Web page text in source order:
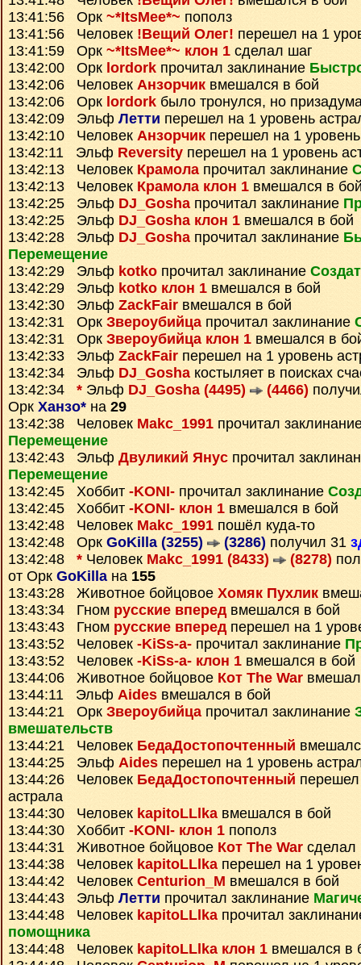
13:41:56 Орк ~*ItsMee*~ пополз
13:41:56 Человек !Вещий Олег! перешел на 1
13:41:59 Орк ~*ItsMee*~ клон 1 сделал шаг
13:42:00 Орк lordork прочитал заклинание
13:42:06 Человек Анзорчик вмешался в бой
13:42:06 Орк lordork было тронулся, но
13:42:09 Эльф Летти перешел на 1 уровень
13:42:10 Человек Анзорчик перешел на 1
13:42:11 Эльф Reversity перешел на 1 уровень
13:42:13 Человек Крамолапрочитал заклинание
13:42:13 Человек Крамола клон 1 вмешался в
13:42:25 Эльф DJ_Goshaпрочитал заклинание
13:42:25 Эльф DJ_Gosha клон 1 вмешался в бой
13:42:28 Эльф DJ_Goshaпрочитал заклинание
Перемещение
13:42:29 Эльф kotko прочитал заклинание
13:42:29 Эльф kotko клон 1 вмешался в бой
13:42:30 Эльф ZackFair вмешался в бой
13:42:31 Орк Звероубийцапрочитал заклинание
13:42:31 Орк Звероубийца клон 1 вмешался в
13:42:33 Эльф ZackFair перешел на 1 уровень
13:42:34 Эльф DJ_Goshaкостыляет в поисках
13:42:34 * Эльф DJ_Gosha (4495) (4466)
Орк Ханзо* на 29
13:42:38 Человек Makc_1991 прочитал
Перемещение
13:42:43 Эльф Двуликий Янус прочитал
Перемещение
13:42:45 Хоббит -KONI- прочитал заклинание
13:42:45 Хоббит -KONI- клон 1 вмешался в бой
13:42:48 Человек Makc_1991 пошёл куда-то
13:42:48 Орк GoKilla (3255) (3286) получил 31
13:42:48 * Человек Makc_1991 (8433) (8278)
от Орк GoKilla на 155
13:43:28 Животное бойцовое Хомяк Пухлик
13:43:34 Гном русские впередвмешался в бой
13:43:43 Гном русские впередперешел на 1
13:43:52 Человек -KiSs-a- прочитал заклинание
13:43:52 Человек -KiSs-a- клон 1 вмешался в бой
13:44:06 Животное бойцовое Кот The War
13:44:11 Эльф Aides вмешался в бой
13:44:21 Орк Звероубийцапрочитал заклинание
вмешательств
13:44:21 Человек БедаДостопочтенный
13:44:25 Эльф Aides перешел на 1 уровень
13:44:26 Человек БедаДостопочтенный
астрала
13:44:30 Человек kapitoLLlkaвмешался в бой
13:44:30 Хоббит -KONI- клон 1 пополз
13:44:31 Животное бойцовое Кот The War сделал
13:44:38 Человек kapitoLLlkaперешел на 1
13:44:42 Человек Centurion_M вмешался в бой
13:44:43 Эльф Летти прочитал заклинание
13:44:48 Человек kapitoLLlkaпрочитал
помощника
13:44:48 Человек kapitoLLlka клон 1 вмешался в